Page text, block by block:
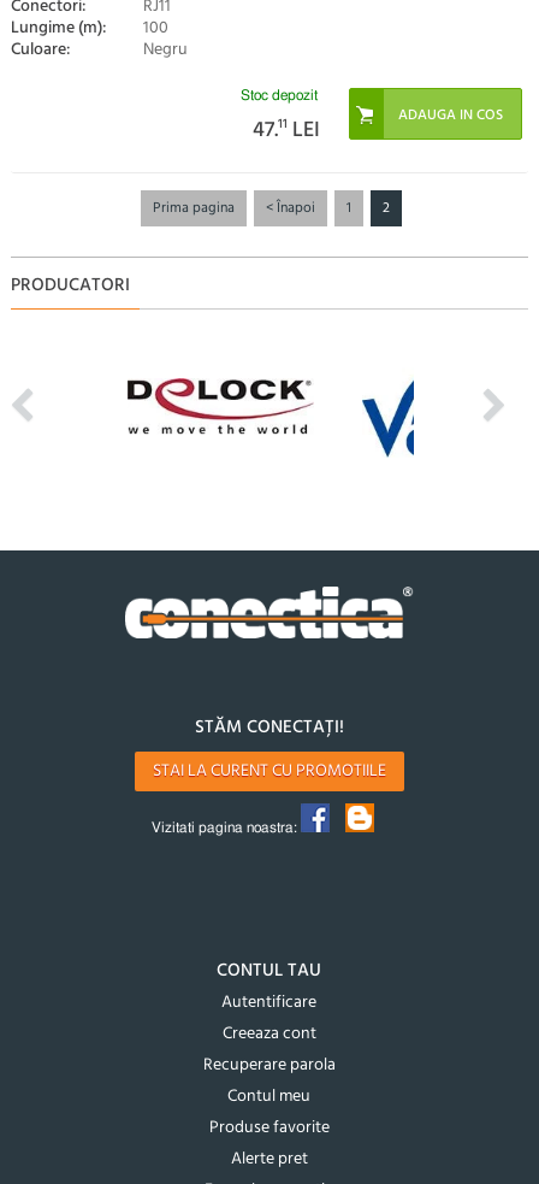
Conectori: RJ11
Lungime (m): 100
Culoare: Negru
Stoc depozit
47.11 LEI
Prima pagina < Înapoi 1 2
PRODUCATORI
STĂM CONECTAȚI!
STAI LA CURENT CU PROMOTIILE
Vizitati pagina noastra:
CONTUL TAU
Autentificare
Creeaza cont
Recuperare parola
Contul meu
Produse favorite
Alerte pret